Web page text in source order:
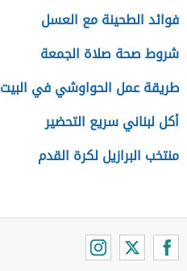
فوائد الطحينة مع العسل
شروط صحة صلاة الجمعة
طريقة عمل الحواوشي في البيت
أكل لبناني سريع التحضير
منتخب البرازيل لكرة القدم